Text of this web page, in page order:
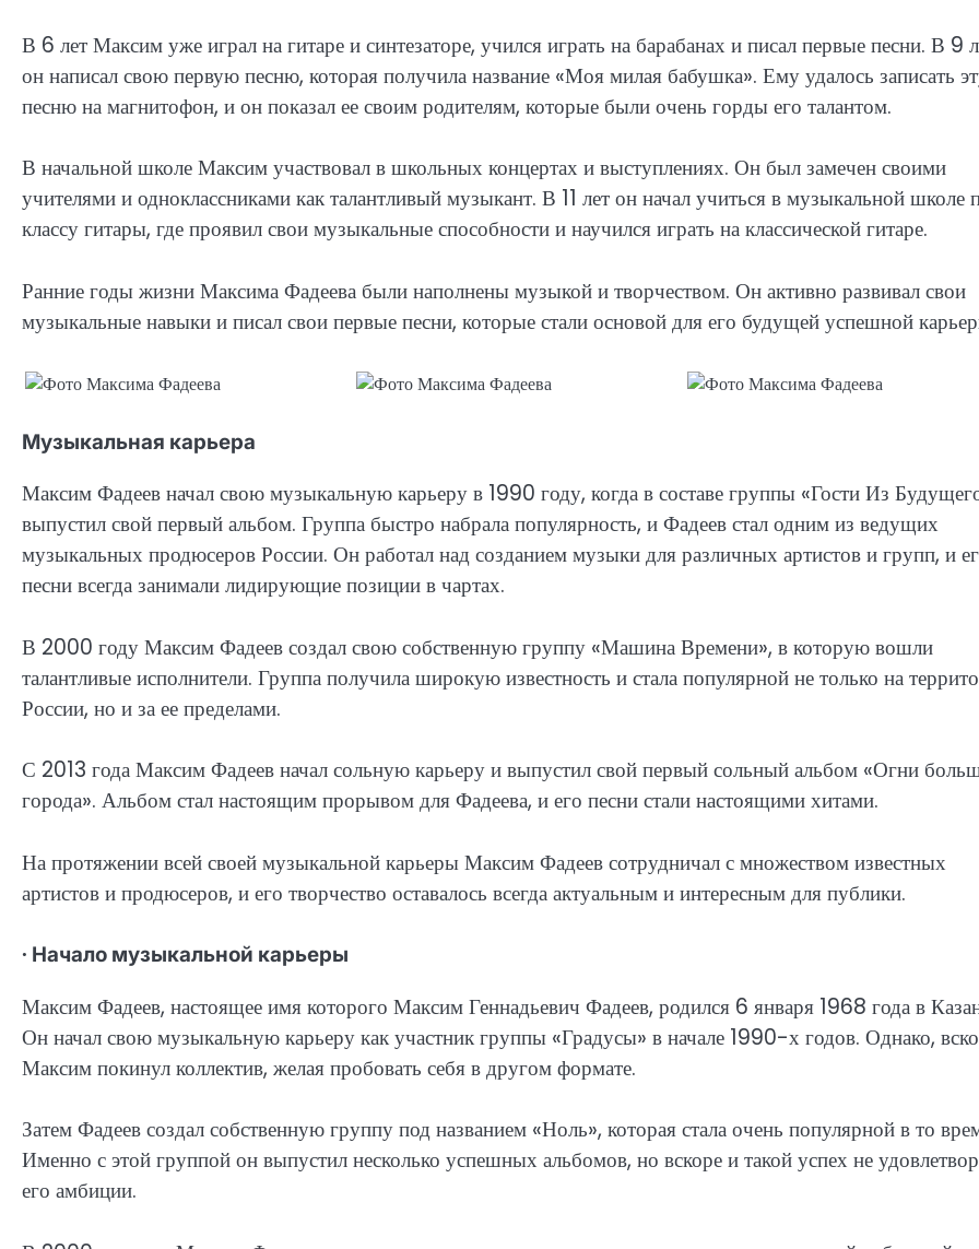
В 6 лет Максим уже играл на гитаре и синтезаторе, учился играть на барабанах и писал первые песни. В 9
он написал свою первую песню, которая получила название «Моя милая бабушка». Ему удалось записать
песню на магнитофон, и он показал ее своим родителям, которые были очень горды его талантом.
В начальной школе Максим участвовал в школьных концертах и выступлениях. Он был замечен своими
учителями и одноклассниками как талантливый музыкант. В 11 лет он начал учиться в музыкальной школе
классу гитары, где проявил свои музыкальные способности и научился играть на классической гитаре.
Ранние годы жизни Максима Фадеева были наполнены музыкой и творчеством. Он активно развивал свои
музыкальные навыки и писал свои первые песни, которые стали основой для его будущей успешной
Музыкальная карьера
Максим Фадеев начал свою музыкальную карьеру в 1990 году, когда в составе группы «Гости Из
выпустил свой первый альбом. Группа быстро набрала популярность, и Фадеев стал одним из ведущих
музыкальных продюсеров России. Он работал над созданием музыки для различных артистов и групп, и
песни всегда занимали лидирующие позиции в чартах.
В 2000 году Максим Фадеев создал свою собственную группу «Машина Времени», в которую вошли
талантливые исполнители. Группа получила широкую известность и стала популярной не только на
России, но и за ее пределами.
С 2013 года Максим Фадеев начал сольную карьеру и выпустил свой первый сольный альбом «Огни
города». Альбом стал настоящим прорывом для Фадеева, и его песни стали настоящими хитами.
На протяжении всей своей музыкальной карьеры Максим Фадеев сотрудничал с множеством известных
артистов и продюсеров, и его творчество оставалось всегда актуальным и интересным для публики.
∙ Начало музыкальной карьеры
Максим Фадеев, настоящее имя которого Максим Геннадьевич Фадеев, родился 6 января 1968 года в
Он начал свою музыкальную карьеру как участник группы «Градусы» в начале 1990-х годов. Однако,
Максим покинул коллектив, желая пробовать себя в другом формате.
Затем Фадеев создал собственную группу под названием «Ноль», которая стала очень популярной в то
Именно с этой группой он выпустил несколько успешных альбомов, но вскоре и такой успех не
его амбиции.